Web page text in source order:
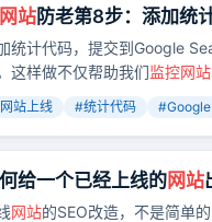
网站防老第8步：添加统
被收录
统计代码，提交到Google
这样做不仅帮助我们监控网站
网站上线 #统计代码 #
给一个已经上线的网站
网站的SEO改造，不是简单